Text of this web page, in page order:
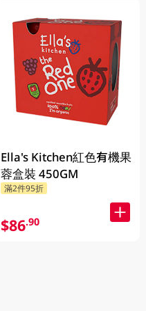
Ella's Kitchen紅色有機果
蓉盒裝 450GM
滿2件95折
$86.90